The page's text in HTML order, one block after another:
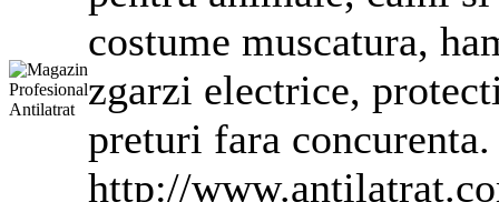
costume muscatura,
zgarzi electrice,
preturi fara concurenta.
http://